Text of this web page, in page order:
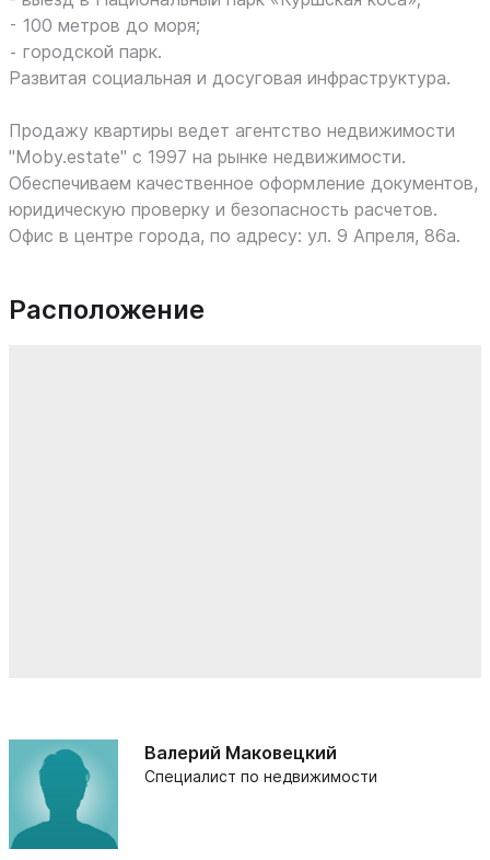
⁃ 100 метров до моря;
⁃ городской парк.
Развитая социальная и досуговая инфраструктура.
Продажу квартиры ведет агентство недвижимости
"Moby.estate" c 1997 на рынке недвижимости.
Обеспечиваем качественное оформление документов,
юридическую проверку и безопасность расчетов.
Офис в центре города, по адресу: ул. 9 Апреля, 86а.
Расположение
Валерий Маковецкий
Специалист по недвижимости